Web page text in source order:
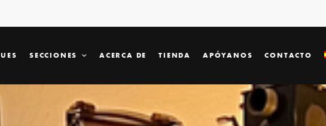
SECCIONES ACERCA DE TIENDA APÓYANOS CONTACTO